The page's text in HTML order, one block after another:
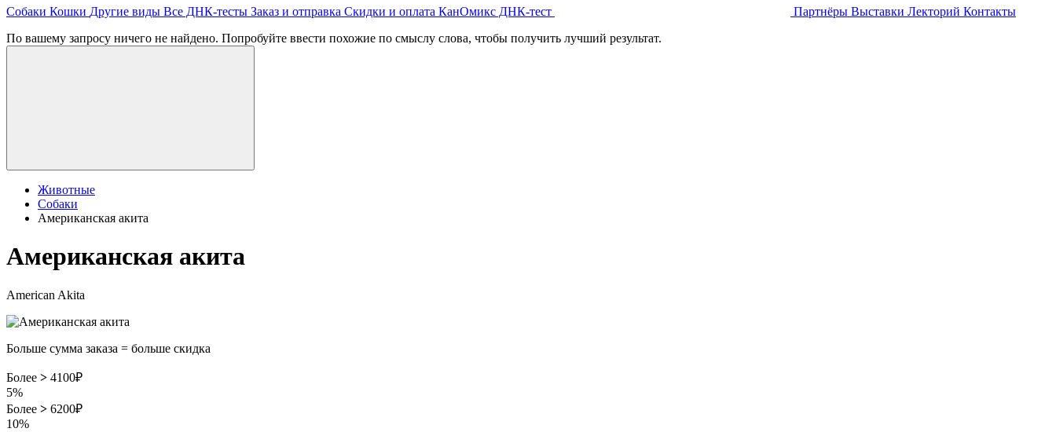
Собаки Кошки Другие виды Все ДНК-тесты Заказ и отправка Скидки и оплата КанОмикс ДНК-тест Партнёры Выставки Лекторий Контакты
По вашему запросу ничего не найдено. Попробуйте ввести похожие по смыслу слова, чтобы получить лучший результат.
Животные
Собаки
Американская акита
Американская акита
American Akita
Больше сумма заказа = больше скидка
Более > 4100₽
5%
Более > 6200₽
10%